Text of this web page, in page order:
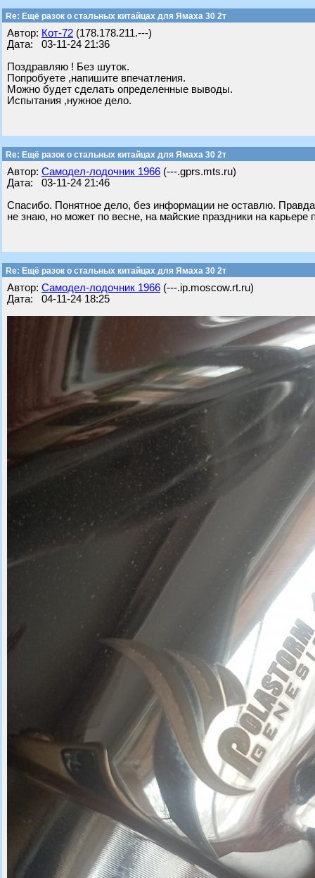
Re: Ещё разок о стальных китайцах для Ямаха 30 2т
Автор: Кот-72 (178.178.211.---)
Дата: 03-11-24 21:36
Поздравляю ! Без шуток.
Попробуете ,напишите впечатления.
Можно будет сделать определенные выводы.
Испытания ,нужное дело.
Re: Ещё разок о стальных китайцах для Ямаха 30 2т
Автор: Самодел-лодочник 1966 (---.gprs.mts.ru)
Дата: 03-11-24 21:46
Спасибо. Понятное дело, без информации не оставлю.
не знаю, но может по весне, на майские праздники на карьере
Re: Ещё разок о стальных китайцах для Ямаха 30 2т
Автор: Самодел-лодочник 1966 (---.ip.moscow.rt.ru)
Дата: 04-11-24 18:25